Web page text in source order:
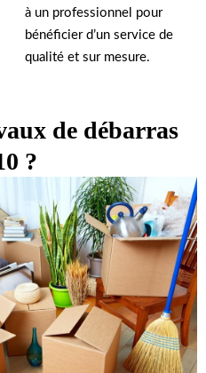
à un professionnel pour
bénéficier d’un service de
qualité et sur mesure.
de débarras
?